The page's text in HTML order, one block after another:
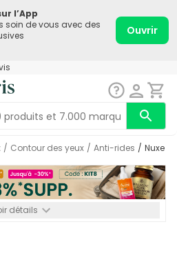
l’App
soin de vous avec des
Ouvrir
/ Contour des yeux / Anti-rides / Nuxe
détails